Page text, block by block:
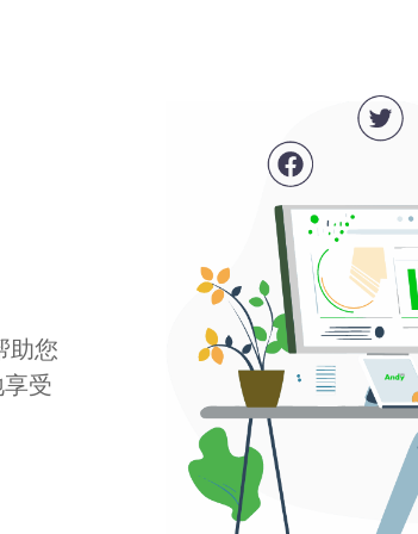
助您
受